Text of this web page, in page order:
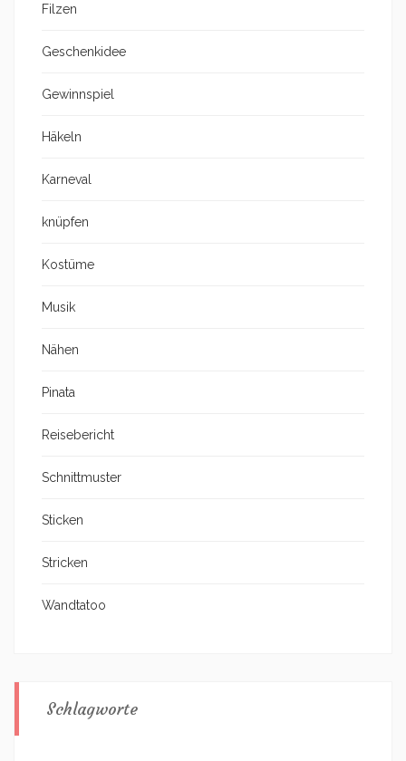
Filzen
Geschenkidee
Gewinnspiel
Häkeln
Karneval
knüpfen
Kostüme
Musik
Nähen
Pinata
Reisebericht
Schnittmuster
Sticken
Stricken
Wandtatoo
Schlagworte